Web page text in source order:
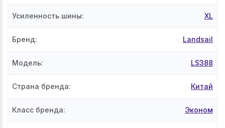
Усиленность шины: XL
Бренд: Landsail
Модель: LS388
Страна бренда: Китай
Класс бренда: Эконом